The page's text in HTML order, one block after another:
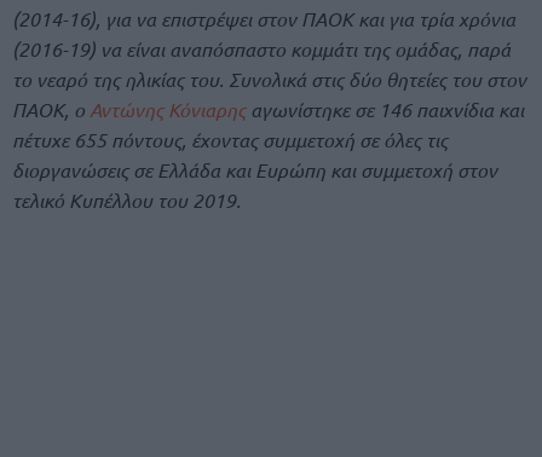
(2014-16), για να επιστρέψει στον ΠΑΟΚ και για τρία χρόνια
(2016-19) να είναι αναπόσπαστο κομμάτι της ομάδας, παρά
το νεαρό της ηλικίας του. Συνολικά στις δύο θητείες του στον
ΠΑΟΚ, οΑντώνης Κόνιαρηςαγωνίστηκε σε 146 παιχνίδια και
πέτυχε 655 πόντους, έχοντας συμμετοχή σε όλες τις
διοργανώσεις σε Ελλάδα και Ευρώπη και συμμετοχή στον
τελικό Κυπέλλου του 2019.